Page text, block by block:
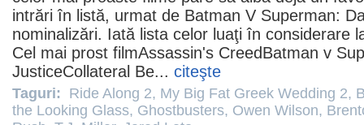
intrări în listă, urmat de Batman V Superman:
nominalizări. Iată lista celor luaţi în considerare
Cel mai prost filmAssassin's CreedBatman v
JusticeCollateral Be... citeşte
Taguri: Ride Along 2, My Big Fat Greek Wedding 2,
the Looking Glass, Ghostbusters, Owen Wilson,